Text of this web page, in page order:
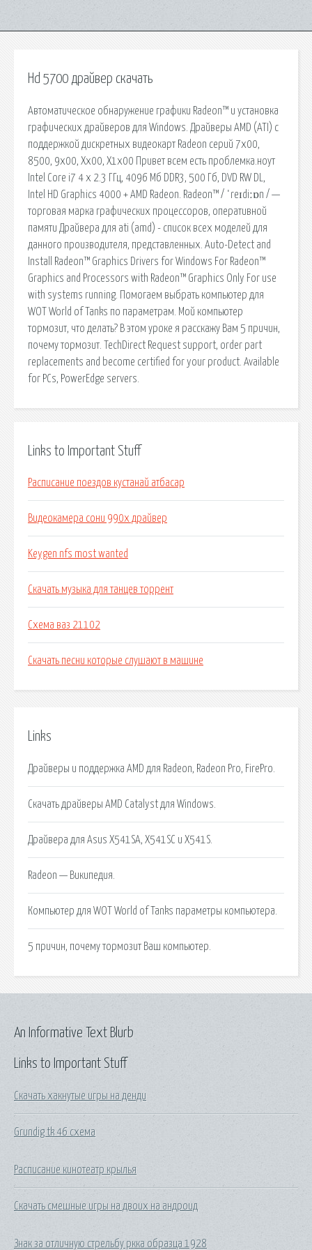
Hd 5700 драйвер скачать
Автоматическое обнаружение графики Radeon™ и установка
графических драйверов для Windows. Драйверы AMD (ATI) с
поддержкой дискретных видеокарт Radeon серий 7x00,
8500, 9x00, Xx00, X1x00 Привет всем есть проблемка.ноут
Intel Core i7 4 x 2.3 ГГц, 4096 Мб DDR3, 500 Гб, DVD RW DL,
Intel HD Graphics 4000 + AMD Radeon. Radeon™ / ˈreɪdiːɒn / —
торговая марка графических процессоров, оперативной
памяти Драйвера для ati (amd) - список всех моделей для
данного производителя, представленных. Auto-Detect and
Install Radeon™ Graphics Drivers for Windows For Radeon™
Graphics and Processors with Radeon™ Graphics Only For use
with systems running. Помогаем выбрать компьютер для
WOT World of Tanks по параметрам. Мой компьютер
тормозит, что делать? В этом уроке я расскажу Вам 5 причин,
почему тормозит. TechDirect Request support, order part
replacements and become certified for your product. Available
for PCs, PowerEdge servers.
Links to Important Stuff
Расписание поездов кустанай атбасар
Видеокамера сони 990х драйвер
Keygen nfs most wanted
Скачать музыка для танцев торрент
Схема ваз 21102
Скачать песни которые слушают в машине
Links
Драйверы и поддержка AMD для Radeon, Radeon Pro, FirePro.
Скачать драйверы AMD Catalyst для Windows.
Драйвера для Asus X541SA, X541SC и X541S.
Radeon — Википедия.
Компьютер для WOT World of Tanks параметры компьютера.
5 причин, почему тормозит Ваш компьютер.
Links to Important Stuff
Скачать хакнутые игры на денди
Grundig tk 46 схема
Расписание кинотеатр крылья
Скачать смешные игры на двоих на андроид
Знак за отличную стрельбу ркка образца 1928
An Informative Text Blurb